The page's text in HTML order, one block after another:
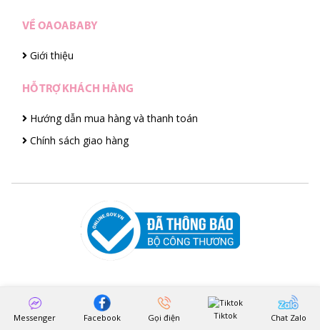
VỀ OAOABABY
Giới thiệu
HỖ TRỢ KHÁCH HÀNG
Hướng dẫn mua hàng và thanh toán
Chính sách giao hàng
Messenger Facebook Gọi điện Tiktok Chat Zalo